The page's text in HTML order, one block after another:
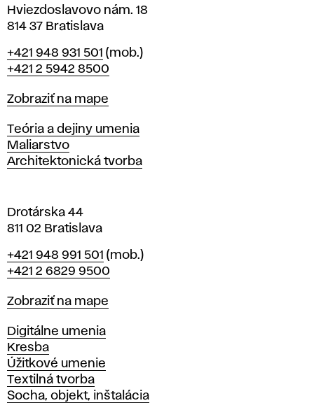
v
r
a
i
l
a
v
Hviezdoslavovo nám. 18
814 37 Bratislava
Telefón
+421 948 931 501 (mob.)
+421 2 5942 8500
Mapa
Zobraziť na mape
Katedry
Teória a dejiny umenia
Maliarstvo
Architektonická tvorba
Drotárska 44
811 02 Bratislava
Telefón
+421 948 991 501 (mob.)
+421 2 6829 9500
Mapa
Zobraziť na mape
Katedry
Digitálne umenia
Kresba
Úžitkové umenie
Textilná tvorba
Socha, objekt, inštalácia